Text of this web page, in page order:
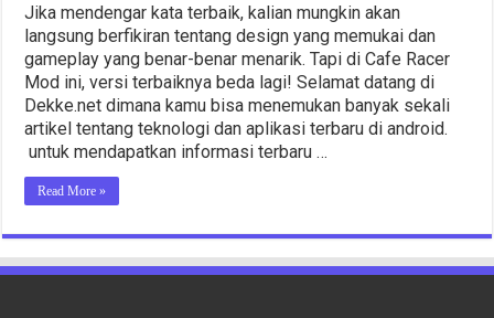
Jika mendengar kata terbaik, kalian mungkin akan
langsung berfikiran tentang design yang memukai dan
gameplay yang benar-benar menarik. Tapi di Cafe Racer
Mod ini, versi terbaiknya beda lagi! Selamat datang di
Dekke.net dimana kamu bisa menemukan banyak sekali
artikel tentang teknologi dan aplikasi terbaru di android.
untuk mendapatkan informasi terbaru …
Read More »